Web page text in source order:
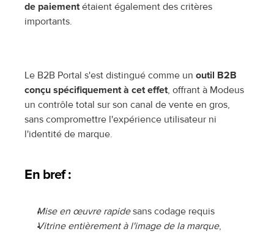
de paiement étaient également des critères
importants.
Le B2B Portal s'est distingué comme un outil B2B
conçu spécifiquement à cet effet, offrant à Modeus
un contrôle total sur son canal de vente en gros,
sans compromettre l'expérience utilisateur ni
l'identité de marque.
En bref :
Mise en œuvre rapide sans codage requis
Vitrine entièrement à l'image de la marque,